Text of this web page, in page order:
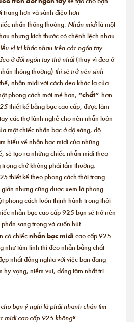
hơn và sành điệu hơn
nhẫn thông thường. Nhẫn midilà một
nhưng kích thước có chênh lệch nhau
vị trí khác nhau trên các ngón tay.
ở đốt ngón tay thứ nhất(thay vì đeo ở
thông thường) thì sẽ trở nên sinh
nhẫn midi với cách đeo khác lạ của
phong cách mới mẻ hơn, “chất” hơn.
thiết kế bằng bạc cao cấp, được làm
các thợ lành nghề cho nên nhẫn luôn
một chiếc nhẫn bạc ở độ sáng, độ
hiểu về nhẫn bạc midi của những
sẽ tạo ra những chiếc nhẫn midi theo
trọng chứ không phải tầm thường.
thiết kế theo phong cách thời trang
nhưng cũng được xem là phong
phong cách luôn thịnh hành trong thời
nhẫn bạc cao cấp 925 bạn sẽ trở nên
sang trọng và cuốn hút
có chiếcnhẫn bạc midi cao cấp 925
như tâm linh thì đeo nhẫn bằng chất
nhất đồng nghĩa với việc bạn đang
hy vọng, niềm vui, đồng tâm nhất trí
bạn ý nghĩ là phải nhanh chân tìm
midi cao cấp 925 không?